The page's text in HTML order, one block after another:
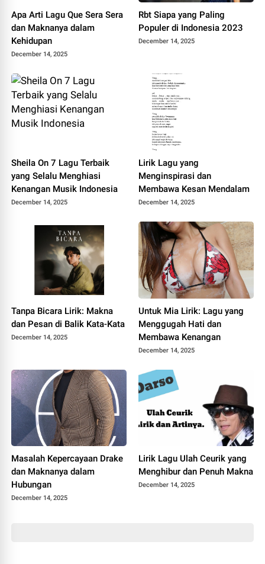
Apa Arti Lagu Que Sera Sera
dan Maknanya dalam
Kehidupan
December 14, 2025
Rbt Siapa yang Paling
Populer di Indonesia 2023
December 14, 2025
Sheila On 7 Lagu Terbaik
yang Selalu Menghiasi
Kenangan Musik Indonesia
December 14, 2025
Lirik Lagu yang
Menginspirasi dan
Membawa Kesan Mendalam
December 14, 2025
Tanpa Bicara Lirik: Makna
dan Pesan di Balik Kata-Kata
December 14, 2025
Untuk Mia Lirik: Lagu yang
Menggugah Hati dan
Membawa Kenangan
December 14, 2025
Masalah Kepercayaan Drake
dan Maknanya dalam
Hubungan
December 14, 2025
Lirik Lagu Ulah Ceurik yang
Menghibur dan Penuh Makna
December 14, 2025